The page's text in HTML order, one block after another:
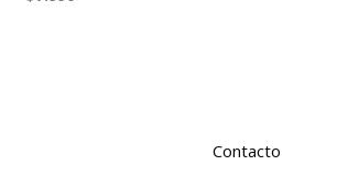
Contacto